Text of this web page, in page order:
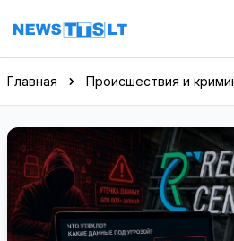
Перейти к содержимому
Главная Происшествия и